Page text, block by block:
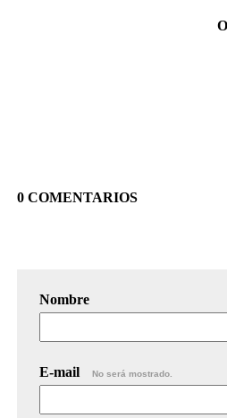
0 COMENTARIOS
Nombre
E-mail No será mostrado.